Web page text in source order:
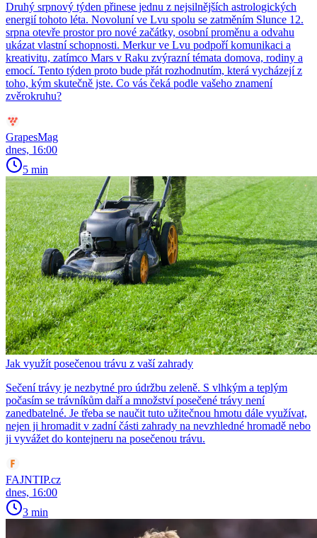
Druhý srpnový týden přinese jednu z nejsilnějších astrologických
energií tohoto léta. Novoluní ve Lvu spolu se zatměním Slunce 12.
srpna otevře prostor pro nové začátky, osobní proměnu a odvahu
ukázat vlastní schopnosti. Merkur ve Lvu podpoří komunikaci a
kreativitu, zatímco Mars v Raku zvýrazní témata domova, rodiny a
emocí. Tento týden proto bude přát rozhodnutím, která vycházejí z
toho, kým skutečně jste. Co vás čeká podle vašeho znamení
zvěrokruhu?
GrapesMag
dnes, 16:00
5 min
Jak využít posečenou trávu z vaší zahrady
Sečení trávy je nezbytné pro údržbu zeleně. S vlhkým a teplým
počasím se trávníkům daří a množství posečené trávy není
zanedbatelné. Je třeba se naučit tuto užitečnou hmotu dále využívat,
nejen ji hromadit v zadní části zahrady na nevzhledné hromadě nebo
ji vyvážet do kontejneru na posečenou trávu.
FAJNTIP.cz
dnes, 16:00
3 min